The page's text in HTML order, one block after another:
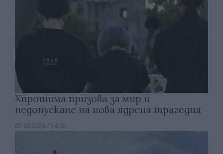
Хирошима призова за мир и
недопускане на нова ядрена трагедия
07.08.2026 / 14:00